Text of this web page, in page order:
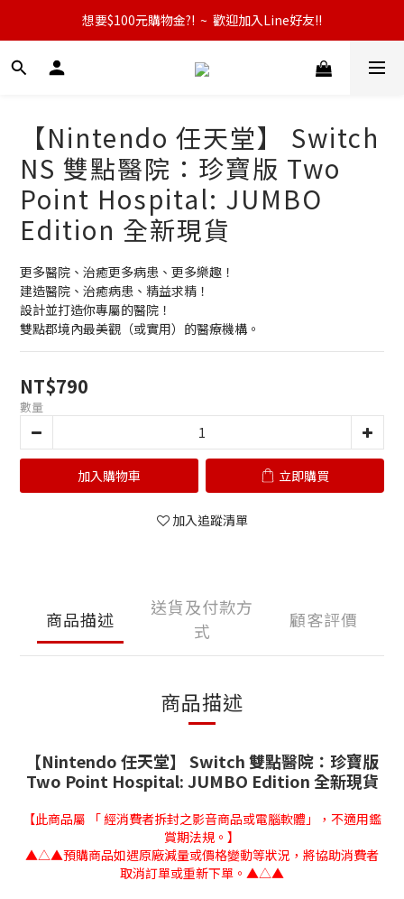
想要$100元購物金?!  ~  歡迎加入Line好友!!
【Nintendo 任天堂】 Switch
NS 雙點醫院：珍寶版 Two
Point Hospital: JUMBO
Edition 全新現貨
更多醫院、治癒更多病患、更多樂趣！
建造醫院、治癒病患、精益求精！
設計並打造你專屬的醫院！
雙點郡境內最美觀（或實用）的醫療機構。
NT$790
數量
加入購物車 立即購買
加入追蹤清單
商品描述
送貨及付款方
式
顧客評價
商品描述
【Nintendo 任天堂】 Switch 雙點醫院：珍寶版
Two Point Hospital: JUMBO Edition 全新現貨
【此商品屬 「 經消費者拆封之影音商品或電腦軟體」，不適用鑑
賞期法規。】
▲△▲預購商品如遇原廠減量或價格變動等狀況，將協助消費者
取消訂單或重新下單。▲△▲